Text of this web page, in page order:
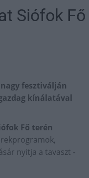
Siófok Fő
fesztiválján
kínálatával
Fő terén
nyitja a tavaszt -